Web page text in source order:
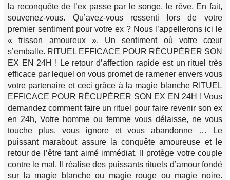
la reconquête de l’ex passe par le songe, le rêve. En fait,
souvenez-vous. Qu’avez-vous ressenti lors de votre
premier sentiment pour votre ex ? Nous l’appellerons ici le
« frisson amoureux ». Un sentiment où votre cœur
s’emballe. RITUEL EFFICACE POUR RÉCUPÉRER SON
EX EN 24H ! Le retour d’affection rapide est un rituel très
efficace par lequel on vous promet de ramener envers vous
votre partenaire et ceci grâce à la magie blanche RITUEL
EFFICACE POUR RÉCUPÉRER SON EX EN 24H ! Vous
demandez comment faire un rituel pour faire revenir son ex
en 24h, Votre homme ou femme vous délaisse, ne vous
touche plus, vous ignore et vous abandonne … Le
puissant marabout assure la conquête amoureuse et le
retour de l’être tant aimé immédiat. Il protège votre couple
contre le mal. Il réalise des puissants rituels d’amour fondé
sur la magie blanche ou magie rouge ou magie noire.